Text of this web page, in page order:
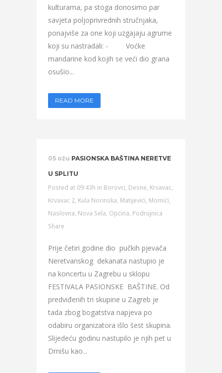
kulturama, pa stoga donosimo par
savjeta poljoprivrednih stručnjaka,
ponajviše za one koji uzgajaju agrume
koji su nastradali: - Voćke
mandarine kod kojih se veći dio grana
osušio...
READ MORE
05 ožu PASIONSKA BAŠTINA NERETVE
U SPLITU
Posted at 09:43h in Borovci, Desne, Krvavac,
Krvavac 2, Kula Norinska, Matijevići, Momići,
Naslovna, Nova Sela, Općina, Podrujnica
Share
Prije četiri godine dio pučkih pjevača
Neretvanskog dekanata nastupio je
na koncertu u Zagrebu u sklopu
FESTIVALA PASIONSKE BAŠTINE. Od
predviđenih tri skupine u Zagreb je
tada zbog bogatstva napjeva po
odabiru organizatora išlo šest skupina.
Slijedeću godinu nastupilo je njih pet u
Drnišu kao...